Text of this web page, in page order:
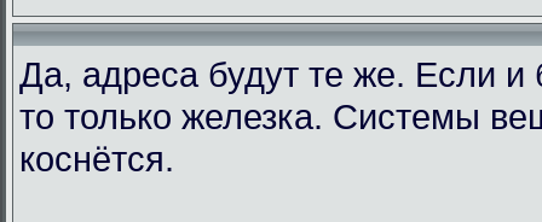
Да, адреса будут те же. Если и
то только железка. Системы
коснётся.